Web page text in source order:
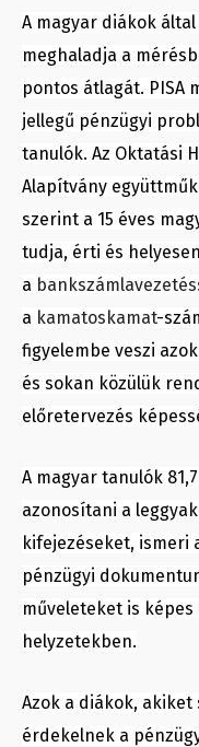
A magyar diákok
meghaladja a
pontos átlagát. PISA
jellegű pénzügyi
tanulók. Az Oktatási
Alapítvány
szerint a 15 éves
tudja, érti és
a
a kamatoskamat-
figyelembe veszi
és sokan közülük
előretervezés
A magyar tanulók
azonosítani a
kifejezéseket, ismeri
pénzügyi
műveleteket is
helyzetekben.
Azok a diákok,
érdekelnek a